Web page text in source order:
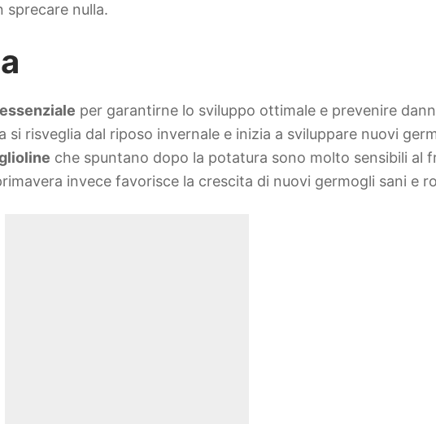
sprecare nulla.
per garantirne lo sviluppo ottimale e prevenire
si risveglia dal riposo invernale e inizia a sviluppare nuovi
che spuntano dopo la potatura sono molto sensibili al
invece favorisce la crescita di nuovi germogli sani e